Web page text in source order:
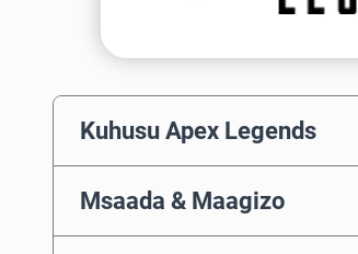
Kuhusu Apex Legends
Msaada & Maagizo